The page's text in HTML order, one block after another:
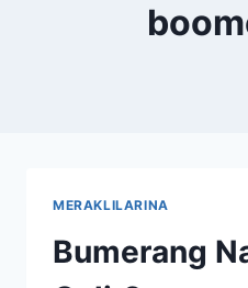
MERAKLILARINA
Bumerang